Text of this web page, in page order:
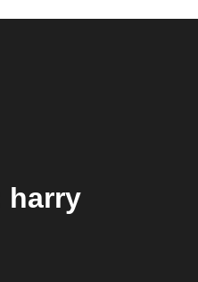
harry